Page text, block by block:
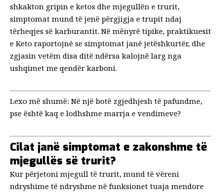
shkakton gripin e ketos dhe mjegullën e trurit,
simptomat mund të jenë përgjigja e trupit ndaj
tërheqjes së karburantit. Në mënyrë tipike, praktikuesit
e Keto raportojnë se simptomat janë jetëshkurtër, dhe
zgjasin vetëm disa ditë ndërsa kalojnë larg nga
ushqimet me qendër karboni.
Lexo më shumë: Në një botë zgjedhjesh të pafundme,
pse është kaq e lodhshme marrja e vendimeve?
Cilat janë simptomat e zakonshme të
mjegullës së trurit?
Kur përjetoni mjegull të trurit, mund të vëreni
ndryshime të ndryshme në funksionet tuaja mendore